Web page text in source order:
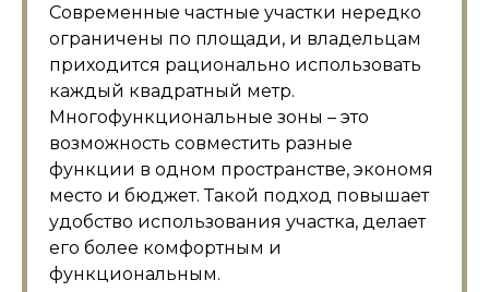
Современные частные участки нередко
ограничены по площади, и владельцам
приходится рационально использовать
каждый квадратный метр.
Многофункциональные зоны – это
возможность совместить разные
функции в одном пространстве, экономя
место и бюджет. Такой подход повышает
удобство использования участка, делает
его более комфортным и
функциональным.